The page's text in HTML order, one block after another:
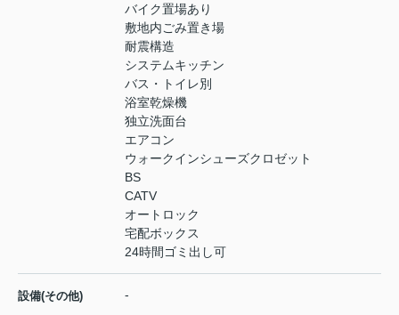
バイク置場あり
敷地内ごみ置き場
耐震構造
システムキッチン
バス・トイレ別
浴室乾燥機
独立洗面台
エアコン
ウォークインシューズクロゼット
BS
CATV
オートロック
宅配ボックス
24時間ゴミ出し可
設備(その他) -